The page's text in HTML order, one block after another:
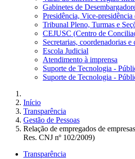
Gabinetes de
Presidência, Vice-presidência
Tribunal Pleno, Turmas e
CEJUSC (Centro de
Secretarias, coordenadorias e
Escola Judicial
Atendimento à imprensa
Suporte de Tecnologia -
Suporte de Tecnologia -
Início
Transparência
Gestão de Pessoas
Relação de empregados de
Res. CNJ nº 102/2009)
Transparência